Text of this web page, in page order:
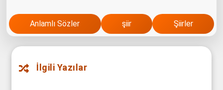
Anlamlı Sözler şiir Şiirler
İlgili Yazılar